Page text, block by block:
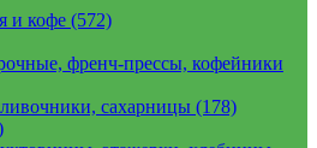
и кофе (572)
френч-прессы, кофейники
сахарницы (178)